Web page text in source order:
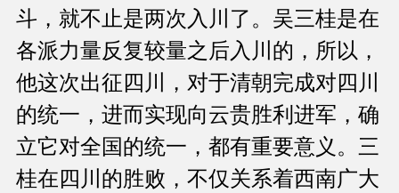
斗，就不止是两次入川了。吴三桂是在
各派力量反复较量之后入川的，所以，
他这次出征四川，对于清朝完成对四川
的统一，进而实现向云贵胜利进军，确
立它对全国的统一，都有重要意义。三
桂在四川的胜败，不仅关系着西南广大